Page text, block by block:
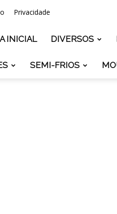
Privacidade
INICIAL DIVERSOS
SEMI-FRIOS